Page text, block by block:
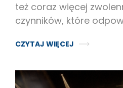
też coraz więcej
czynników, które
CZYTAJ WIĘCEJ